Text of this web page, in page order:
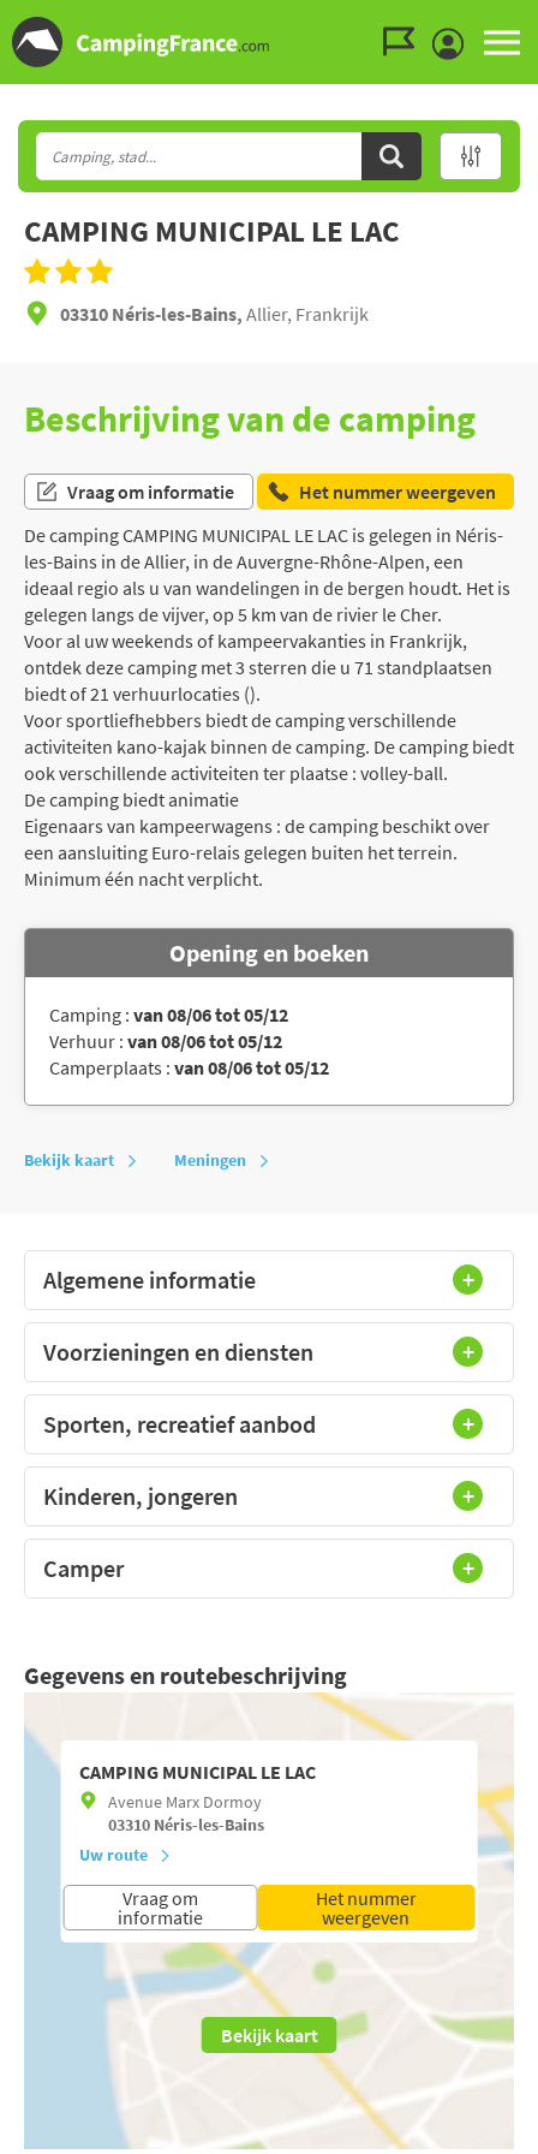
CAMPING MUNICIPAL LE LAC
03310 Néris-les-Bains, Allier, Frankrijk
Beschrijving van de camping
Vraag om informatie
Het nummer weergeven
De camping CAMPING MUNICIPAL LE LAC is gelegen in Néris-
les-Bains in de Allier, in de Auvergne-Rhône-Alpen, een
ideaal regio als u van wandelingen in de bergen houdt. Het is
gelegen langs de vijver, op 5 km van de rivier le Cher.
Voor al uw weekends of kampeervakanties in Frankrijk,
ontdek deze camping met 3 sterren die u 71 standplaatsen
biedt of 21 verhuurlocaties ().
Voor sportliefhebbers biedt de camping verschillende
activiteiten kano-kajak binnen de camping. De camping biedt
ook verschillende activiteiten ter plaatse : volley-ball.
De camping biedt animatie
Eigenaars van kampeerwagens : de camping beschikt over
een aansluiting Euro-relais gelegen buiten het terrein.
Minimum één nacht verplicht.
Opening en boeken
Camping : van 08/06 tot 05/12
Verhuur : van 08/06 tot 05/12
Camperplaats : van 08/06 tot 05/12
Bekijk kaart Meningen
Algemene informatie
Voorzieningen en diensten
Sporten, recreatief aanbod
Kinderen, jongeren
Camper
Gegevens en routebeschrijving
CAMPING MUNICIPAL LE LAC
Avenue Marx Dormoy
03310 Néris-les-Bains
Uw route
Vraag om
informatie
Het nummer
weergeven
Bekijk kaart